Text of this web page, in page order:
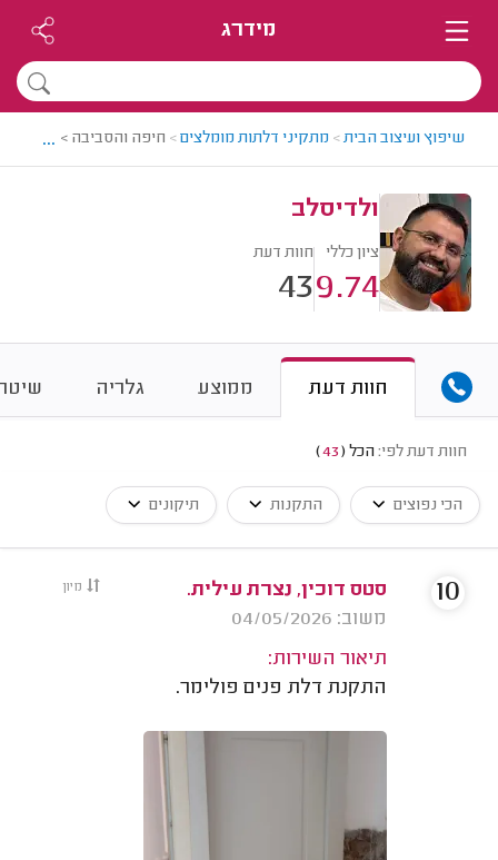
מידרג
שיפוץ ועיצוב הבית> מתקיני דלתות מומלצים> חיפה והסביבה > מתקין
...
ולדיסלב
ציון כללי
9.74
חוות דעת
43
חוות דעת ממוצע גלריה
חוות דעת לפי: הכל (
43
)
הכי נפוצים התקנות תיקונים
מיון
סטס דוכין, נצרת עילית.
משוב: 04/05/2026
תיאור השירות:
התקנת דלת פנים פולימר.
10